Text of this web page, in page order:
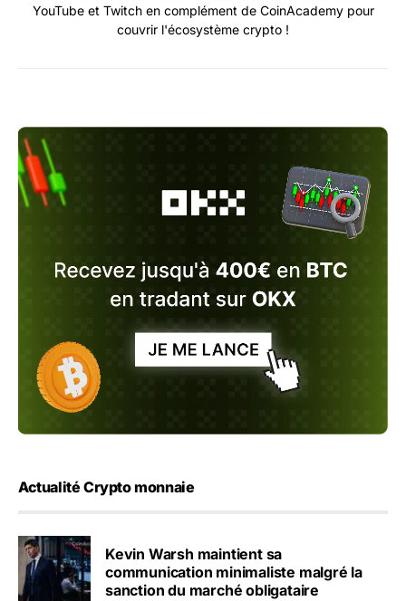
YouTube et Twitch en complément de CoinAcademy pour
couvrir l'écosystème crypto !
Actualité Crypto monnaie
Kevin Warsh maintient sa
communication minimaliste malgré la
sanction du marché obligataire